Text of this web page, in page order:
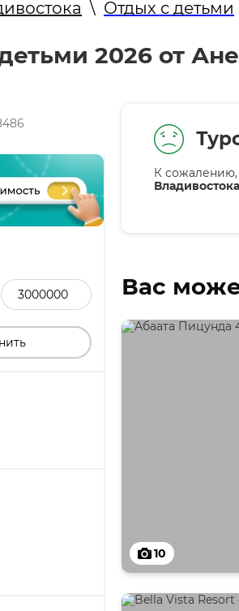
\ Отдых с детьми
2026 от
К сожалению,
Вас
10